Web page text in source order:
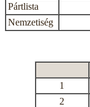
Pártlista
Nemzetiség
1
2